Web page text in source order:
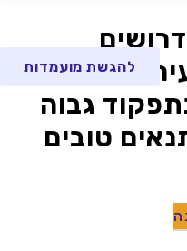
עם
גבוה
טובים
להגשת מועמדות